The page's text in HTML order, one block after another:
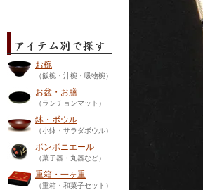
お椀
（飯椀・汁椀・吸物椀）
お盆・お膳
（ランチョンマット）
鉢・ボウル
（小鉢・サラダボウル）
ボンボニエール
（菓子器・丸器など）
重箱・一ヶ重
（重箱・和菓子セット）